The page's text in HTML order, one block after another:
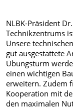
NLBK-Präsident
Technikzentrums
Unsere
gut ausgestattete
Übungsturm
einen wichtigen
erweitern. Zudem
Kooperation mit
den maximalen